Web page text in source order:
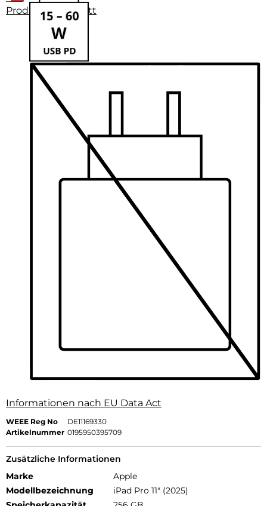
Produktdatenblatt
Informationen nach EU Data Act
WEEE Reg No
DE11169330
Artikelnummer 0195950395709
Zusätzliche Informationen
Marke
Apple
Modellbezeichnung
iPad Pro 11" (2025)